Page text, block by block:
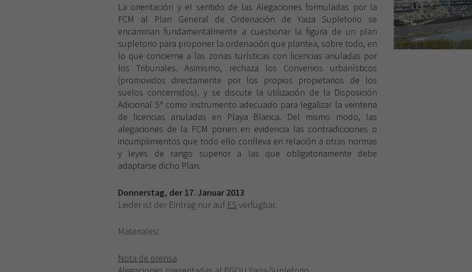
La orientación y el sentido de las Alegaciones formuladas por la
FCM al Plan General de Ordenación de Yaiza Supletorio se
encaminan fundamentalmente a cuestionar la figura de un plan
supletorio para proponer la ordenación que plantea, sobre todo, en
lo que concierne a las zonas turísticas con licencias anuladas por
los Tribunales. Asimismo, rechaza los Convenios urbanísticos
(promovidos directamente por los propios propietarios de los
suelos concernidos), y se discute la utilización de la Disposición
Adicional 5ª como instrumento adecuado para legalizar la veintena
de licencias anuladas en Playa Blanca. Del mismo modo, las
alegaciones de la FCM ponen en evidencia las contradicciones o
incumplimientos que todo ello conlleva en relación a otras normas
y leyes de rango superior a las que obligatoriamente debe
adaptarse dicho Plan.
Donnerstag, der 17. Januar 2013
Leider ist der Eintrag nur auf ES verfügbar.
Materiales:
Nota de prensa